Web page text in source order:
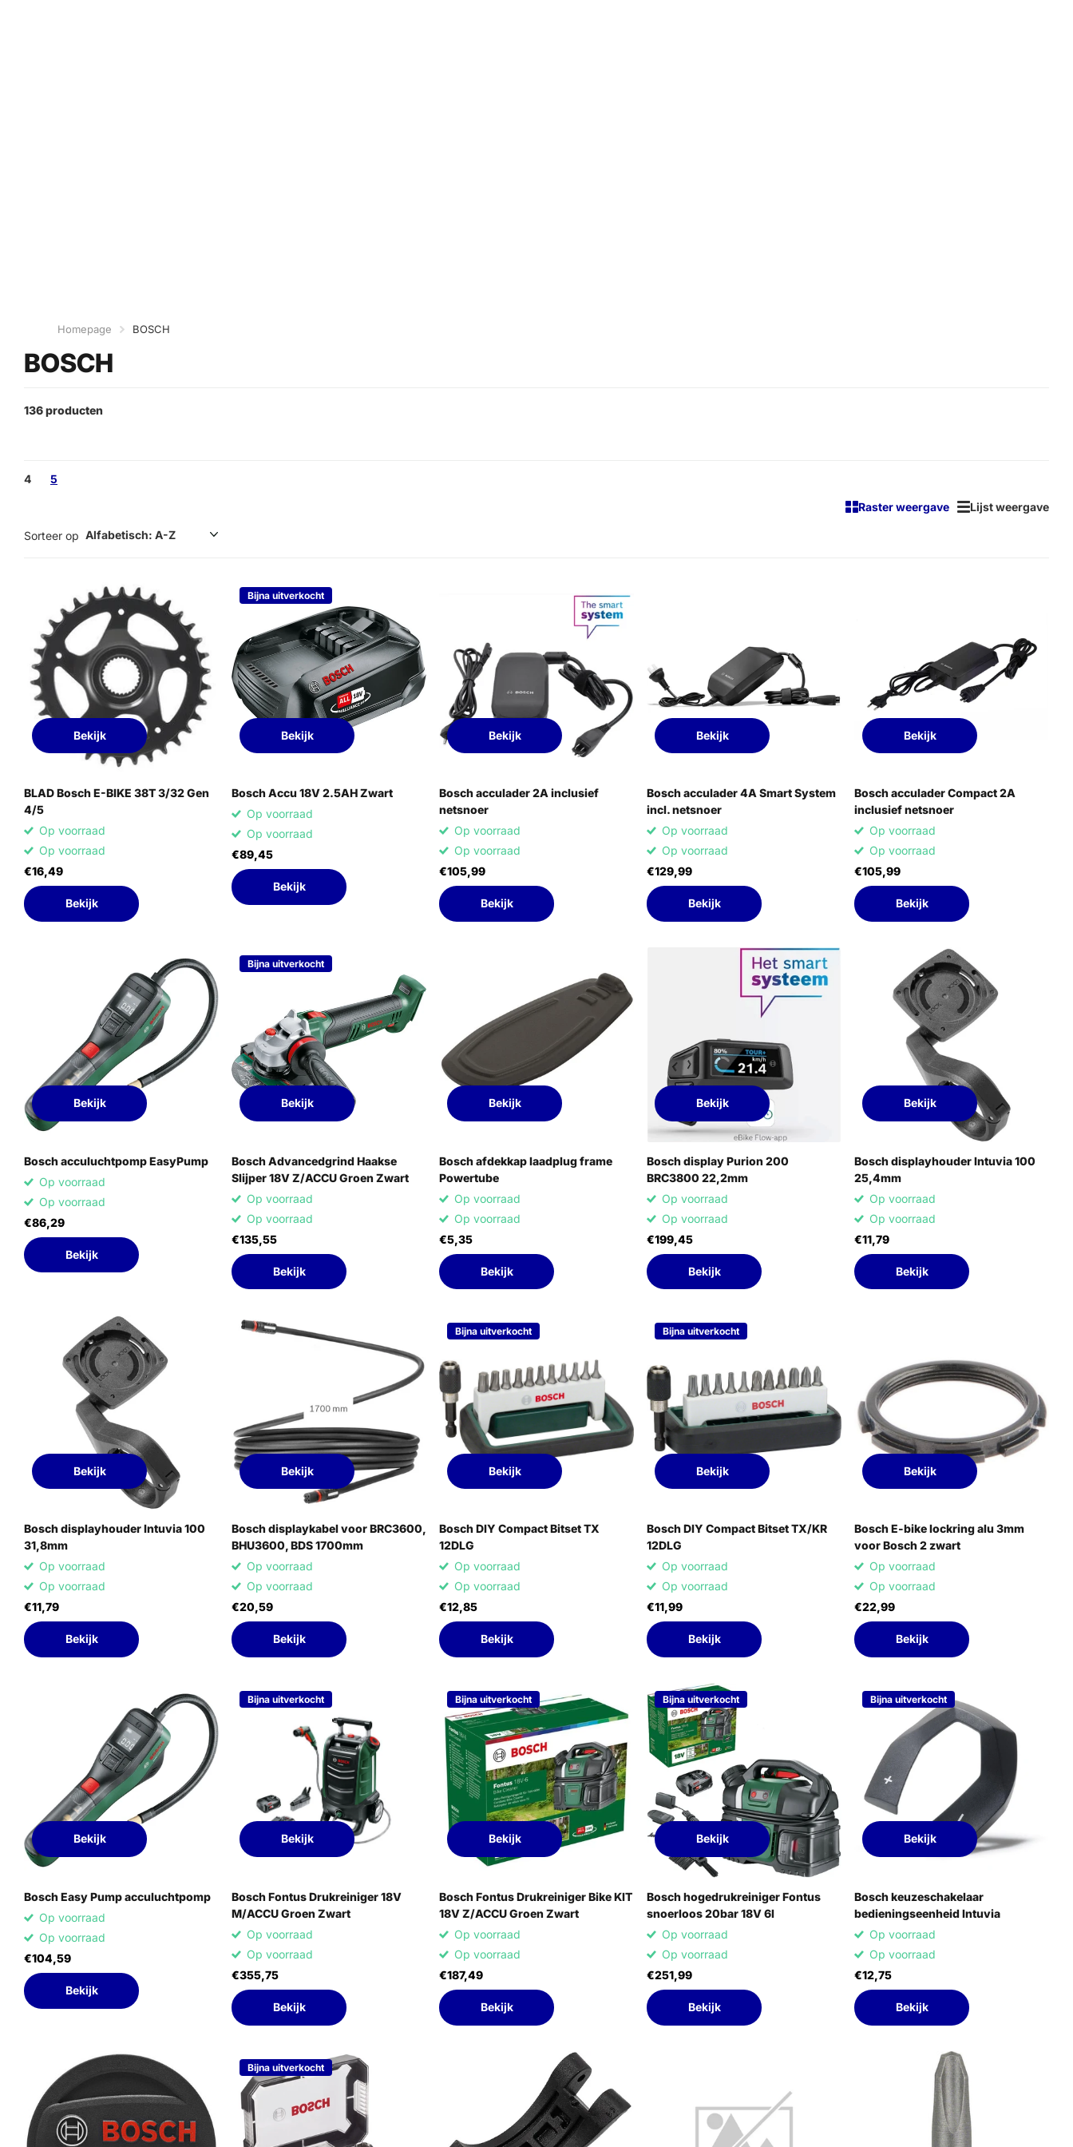
Homepage BOSCH
BOSCH
136 producten
4 5
Raster weergave Lijst weergave
Sorteer op
Bekijk
BLAD Bosch E-BIKE 38T 3/32 Gen
4/5
Op voorraad
Op voorraad
€16,49
Bekijk
Bijna uitverkocht
Bekijk
Bosch Accu 18V 2.5AH Zwart
Op voorraad
Op voorraad
€89,45
Bekijk
Bekijk
Bosch acculader 2A inclusief
netsnoer
Op voorraad
Op voorraad
€105,99
Bekijk
Bekijk
Bosch acculader 4A Smart System
incl. netsnoer
Op voorraad
Op voorraad
€129,99
Bekijk
Bekijk
Bosch acculader Compact 2A
inclusief netsnoer
Op voorraad
Op voorraad
€105,99
Bekijk
Bekijk
Bosch acculuchtpomp EasyPump
Op voorraad
Op voorraad
€86,29
Bekijk
Bijna uitverkocht
Bekijk
Bosch Advancedgrind Haakse
Slijper 18V Z/ACCU Groen Zwart
Op voorraad
Op voorraad
€135,55
Bekijk
Bekijk
Bosch afdekkap laadplug frame
Powertube
Op voorraad
Op voorraad
€5,35
Bekijk
Bekijk
Bosch display Purion 200
BRC3800 22,2mm
Op voorraad
Op voorraad
€199,45
Bekijk
Bekijk
Bosch displayhouder Intuvia 100
25,4mm
Op voorraad
Op voorraad
€11,79
Bekijk
Bekijk
Bosch displayhouder Intuvia 100
31,8mm
Op voorraad
Op voorraad
€11,79
Bekijk
Bekijk
Bosch displaykabel voor BRC3600,
BHU3600, BDS 1700mm
Op voorraad
Op voorraad
€20,59
Bekijk
Bijna uitverkocht
Bekijk
Bosch DIY Compact Bitset TX
12DLG
Op voorraad
Op voorraad
€12,85
Bekijk
Bijna uitverkocht
Bekijk
Bosch DIY Compact Bitset TX/KR
12DLG
Op voorraad
Op voorraad
€11,99
Bekijk
Bekijk
Bosch E-bike lockring alu 3mm
voor Bosch 2 zwart
Op voorraad
Op voorraad
€22,99
Bekijk
Bekijk
Bosch Easy Pump acculuchtpomp
Op voorraad
Op voorraad
€104,59
Bekijk
Bijna uitverkocht
Bekijk
Bosch Fontus Drukreiniger 18V
M/ACCU Groen Zwart
Op voorraad
Op voorraad
€355,75
Bekijk
Bijna uitverkocht
Bekijk
Bosch Fontus Drukreiniger Bike KIT
18V Z/ACCU Groen Zwart
Op voorraad
Op voorraad
€187,49
Bekijk
Bijna uitverkocht
Bekijk
Bosch hogedrukreiniger Fontus
snoerloos 20bar 18V 6l
Op voorraad
Op voorraad
€251,99
Bekijk
Bijna uitverkocht
Bekijk
Bosch keuzeschakelaar
bedieningseenheid Intuvia
Op voorraad
Op voorraad
€12,75
Bekijk
Bijna uitverkocht